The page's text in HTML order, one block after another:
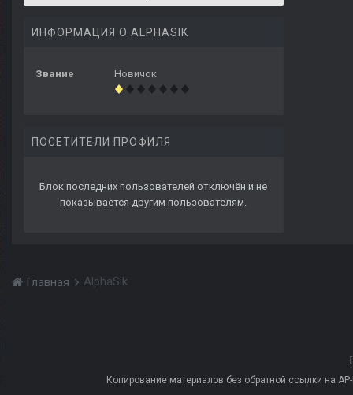
ИНФОРМАЦИЯ О ALPHASIK
Звание Новичок
ПОСЕТИТЕЛИ ПРОФИЛЯ
Блок последних пользователей отключён и не
показывается другим пользователям.
Главная AlphaSik
Копирование материалов без обратной ссылки на